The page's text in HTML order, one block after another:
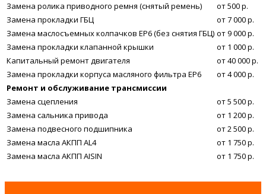
Замена ролика приводного ремня (снятый ремень)
от 500 р.
Замена прокладки ГБЦ
от 7 000 р.
Замена маслосъемных колпачков ЕР6 (без снятия ГБЦ) от 9 000 р.
Замена прокладки клапанной крышки
от 1 000 р.
Капитальный ремонт двигателя
от 40 000 р.
Замена прокладки корпуса масляного фильтра ЕР6
от 4 000 р.
Ремонт и обслуживание трансмиссии
Замена сцепления
от 5 500 р.
Замена сальника привода
от 1 200 р.
Замена подвесного подшипника
от 2 500 р.
Замена масла АКПП AL4
от 1 750 р.
Замена масла АКПП AISIN
от 1 750 р.